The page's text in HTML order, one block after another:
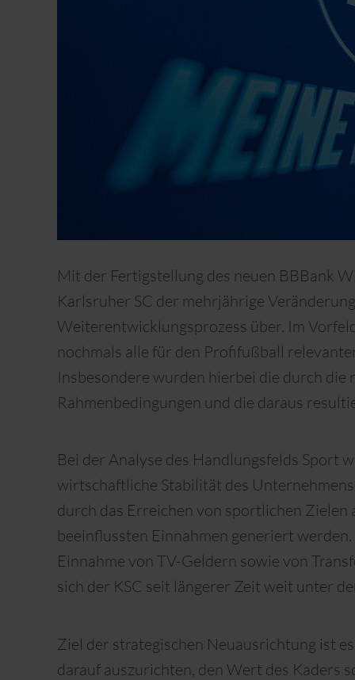
Mit der Fertigstellung des neuen BBBank
Karlsruher SC der mehrjährige
Weiterentwicklungsprozess über. Im
nochmals alle für den Profifußball
Insbesondere wurden hierbei die durch
Rahmenbedingungen und die daraus
Bei der Analyse des Handlungsfelds Sport
wirtschaftliche Stabilität des
durch das Erreichen von sportlichen
beeinflussten Einnahmen generiert
Einnahme von TV-Geldern sowie von
sich der KSC seit längerer Zeit weit unter
Ziel der strategischen Neuausrichtung ist
darauf auszurichten, den Wert des Kaders